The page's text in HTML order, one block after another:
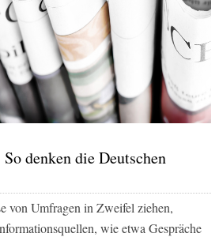
denken die Deutschen
von Umfragen in Zweifel ziehen,
wie etwa Gespräche